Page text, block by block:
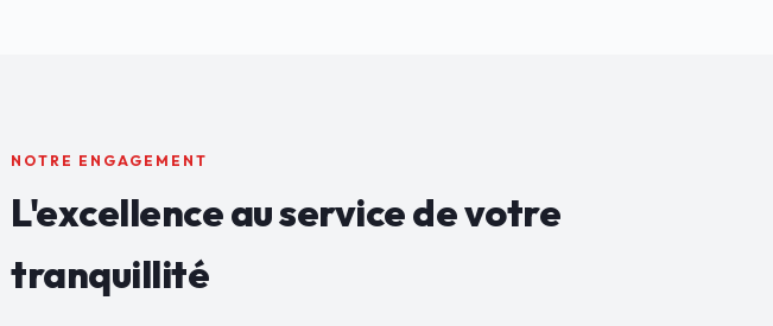
NOTRE ENGAGEMENT
L'excellence au service devotre
tranquillité